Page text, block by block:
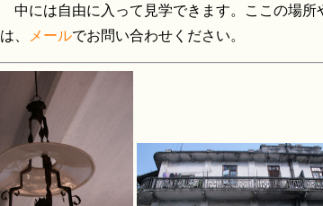
中には自由に入って見学できます。ここの場所
は、 メールでお問い合わせください。